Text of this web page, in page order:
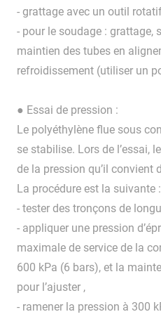
- grattage avec un outil
- pour le soudage : grattage,
maintien des tubes en
refroidissement (utiliser un
● Essai de pression :
Le polyéthylène flue sous
se stabilise. Lors de l’essai,
de la pression qu’il convient
La procédure est la suivante :
- tester des tronçons de
- appliquer une pression
maximale de service de la
600 kPa (6 bars), et la
pour l’ajuster ,
- ramener la pression à 300